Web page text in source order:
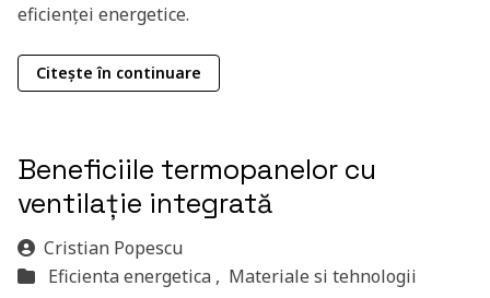
eficienței energetice.
Citește în continuare
Beneficiile termopanelor cu
ventilație integrată
Cristian Popescu
Eficienta energetica , Materiale si tehnologii